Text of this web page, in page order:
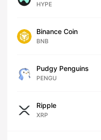
HYPE
Binance Coin
BNB
Pudgy Penguins
PENGU
Ripple
XRP